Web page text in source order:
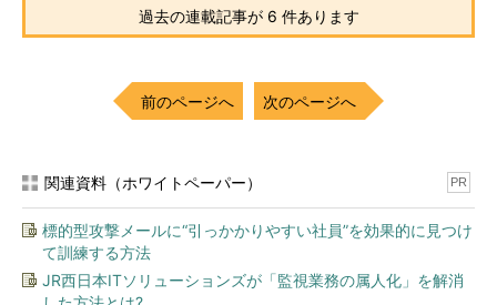
過去の連載記事が 6 件あります
前のページへ 次のページへ
関連資料（ホワイトペーパー） PR
標的型攻撃メールに“引っかかりやすい社員”を効果的に見つけ
て訓練する方法
JR西日本ITソリューションズが「監視業務の属人化」を解消